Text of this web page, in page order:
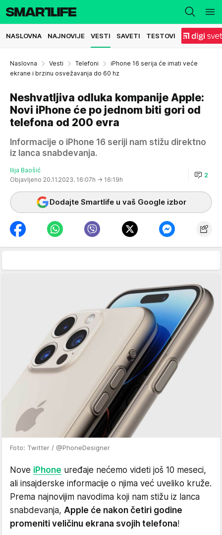
NASLOVNA NAJNOVIJE VESTI SAVETI TESTOVI
Naslovna Vesti Telefoni
iPhone 16 serija će imati veće
ekrane i brzinu osvežavanja do 60 hz
Neshvatljiva odluka kompanije Apple:
Novi iPhone će po jednom biti gori od
telefona od 200 evra
Informacije o iPhone 16 seriji nam stižu direktno
iz lanca snabdevanja.
Ilija Baošić
Objavljeno 20.11.2023. 16:07h → 16:19h
2
Dodajte Smartlife u vaš Google izbor
Foto: Twitter / @PhoneDesigner
Nove iPhone uređaje nećemo videti još 10 meseci,
ali insajderske informacije o njima već uveliko kruže.
Prema najnovijim navodima koji nam stižu iz lanca
snabdevanja, Apple će nakon četiri godine
promeniti veličinu ekrana svojih telefona!